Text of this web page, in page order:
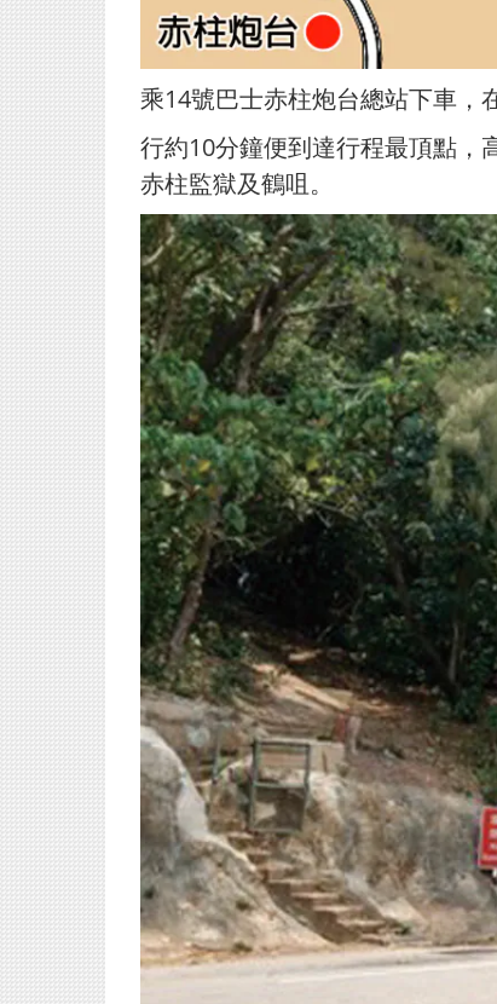
乘14號巴士赤柱炮台總站下車，
行約10分鐘便到達行程最頂點，
赤柱監獄及鶴咀。